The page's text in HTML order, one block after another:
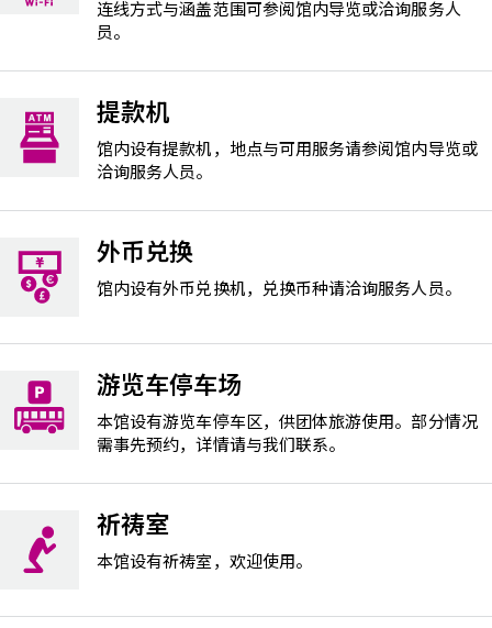
连线方式与涵盖范围可参阅馆内导览或洽询服务人
员。
提款机
馆内设有提款机，地点与可用服务请参阅馆内导览或
洽询服务人员。
外币兑换
馆内设有外币兑换机，兑换币种请洽询服务人员。
游览车停车场
本馆设有游览车停车区，供团体旅游使用。部分情况
需事先预约，详情请与我们联系。
祈祷室
本馆设有祈祷室，欢迎使用。